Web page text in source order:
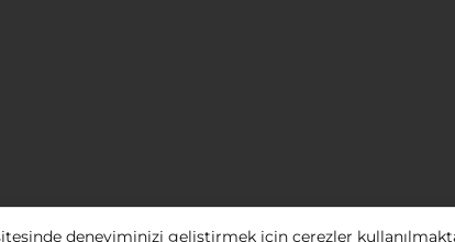
deneyiminizi geliştirmek için çerezler